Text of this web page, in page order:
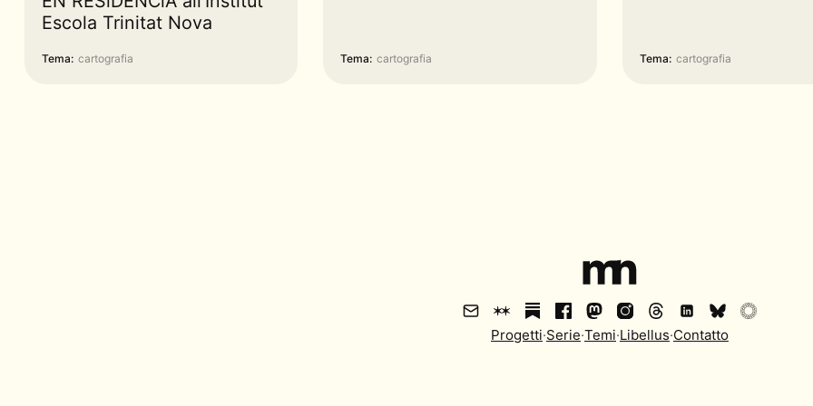
Escola Trinitat Nova
Tema: cartografia Tema: cartografia Tema: cartografia
Progetti·Serie·Temi·Libellus·Contatto